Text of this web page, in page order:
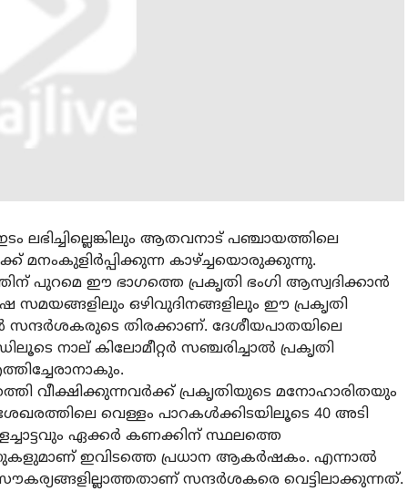
ലഭിച്ചില്ലെങ്കിലും ആതവനാട് പഞ്ചായത്തിലെ
മനംകുളിര്‍പ്പിക്കുന്ന കാഴ്ച്ചയൊരുക്കുന്നു.
പുറമെ ഈ ഭാഗത്തെ പ്രകൃതി ഭംഗി ആസ്വദിക്കാന്‍
ഒഴിവുദിനങ്ങളിലും ഈ പ്രകൃതി
തിരക്കാണ്. ദേശീയപാതയിലെ
നാല് കിലോമീറ്റര്‍ സഞ്ചരിച്ചാല്‍ പ്രകൃതി
വീക്ഷിക്കുന്നവര്‍ക്ക് പ്രകൃതിയുടെ മനോഹാരിതയും
വെള്ളം പാറകള്‍ക്കിടയിലൂടെ 40 അടി
ഏക്കര്‍ കണക്കിന് സ്ഥലത്തെ
ഇവിടത്തെ പ്രധാന ആകര്‍ഷകം. എന്നാല്‍
സന്ദര്‍ശകരെ വെട്ടിലാക്കുന്നത്.